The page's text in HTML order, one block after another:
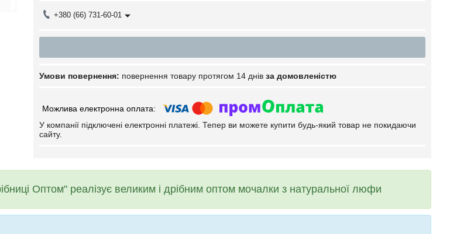
+380 (66) 731-60-01
повернення товару протягом 14 днів за домовленістю
У компанії підключені електронні платежі. Тепер ви можете купити будь-який товар не покидаючи
сайту.
Оптом" реалізує великим і дрібним оптом мочалки з натуральної люфи